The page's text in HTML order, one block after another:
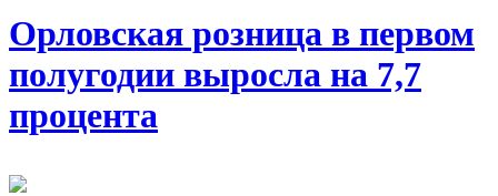
Орловская розница в первом
полугодии выросла на 7,7
процента